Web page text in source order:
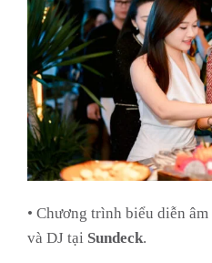
• Chương trình biểu diễn
và DJ tại Sundeck.